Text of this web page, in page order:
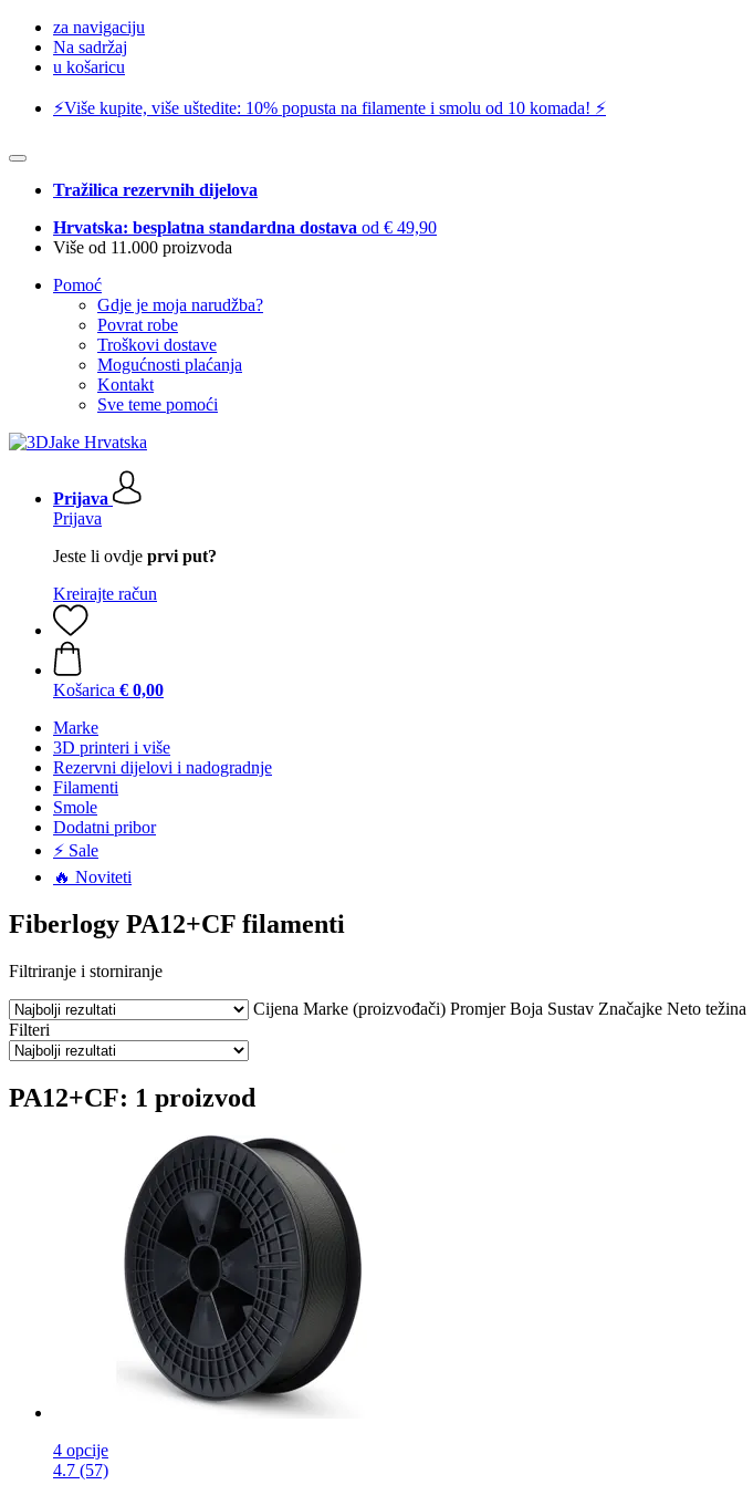
za navigaciju
Na sadržaj
u košaricu
⚡️Više kupite, više uštedite: 10% popusta na filamente i smolu od 10 komada! ⚡️
Tražilica rezervnih dijelova
Hrvatska: besplatna standardna dostava od € 49,90
Više od 11.000 proizvoda
Pomoć
Gdje je moja narudžba?
Povrat robe
Troškovi dostave
Mogućnosti plaćanja
Kontakt
Sve teme pomoći
Prijava
Prijava
Jeste li ovdje prvi put?
Kreirajte račun
Košarica € 0,00
Marke
3D printeri i više
Rezervni dijelovi i nadogradnje
Filamenti
Smole
Dodatni pribor
⚡ Sale
🔥 Noviteti
Fiberlogy PA12+CF filamenti
Filtriranje i storniranje
Cijena Marke (proizvođači) Promjer Boja Sustav Značajke Neto težina
Filteri
PA12+CF: 1 proizvod
4 opcije
4.7 (57)